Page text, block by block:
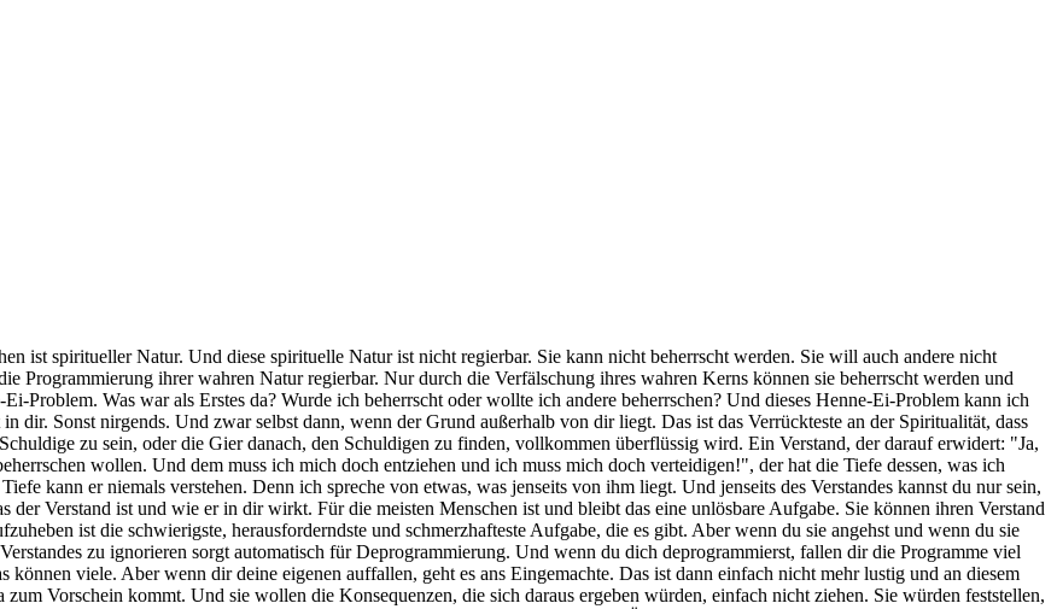
ist spiritueller Natur. Und diese spirituelle Natur ist nicht regierbar. Sie kann nicht beherrscht werden. Sie will auch andere nicht
Programmierung ihrer wahren Natur regierbar. Nur durch die Verfälschung ihres wahren Kerns können sie beherrscht werden und
Problem. Was war als Erstes da? Wurde ich beherrscht oder wollte ich andere beherrschen? Und dieses Henne-Ei-Problem kann ich
Sonst nirgends. Und zwar selbst dann, wenn der Grund außerhalb von dir liegt. Das ist das Verrückteste an der Spiritualität, dass
zu sein, oder die Gier danach, den Schuldigen zu finden, vollkommen überflüssig wird. Ein Verstand, der darauf erwidert: "Ja,
wollen. Und dem muss ich mich doch entziehen und ich muss mich doch verteidigen!", der hat die Tiefe dessen, was ich
kann er niemals verstehen. Denn ich spreche von etwas, was jenseits von ihm liegt. Und jenseits des Verstandes kannst du nur sein,
Verstand ist und wie er in dir wirkt. Für die meisten Menschen ist und bleibt das eine unlösbare Aufgabe. Sie können ihren Verstand
ist die schwierigste, herausforderndste und schmerzhafteste Aufgabe, die es gibt. Aber wenn du sie angehst und wenn du sie
zu ignorieren sorgt automatisch für Deprogrammierung. Und wenn du dich deprogrammierst, fallen dir die Programme viel
viele. Aber wenn dir deine eigenen auffallen, geht es ans Eingemachte. Das ist dann einfach nicht mehr lustig und an diesem
Vorschein kommt. Und sie wollen die Konsequenzen, die sich daraus ergeben würden, einfach nicht ziehen. Sie würden feststellen,